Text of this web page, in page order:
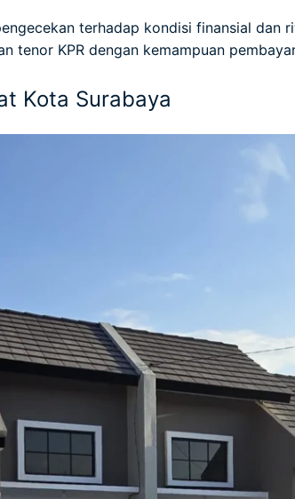
terhadap kondisi finansial dan
tenor KPR dengan kemampuan
Kota Surabaya